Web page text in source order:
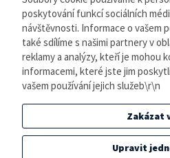
Otevírací doba
Pondělí–Pátek 8–16:30
Pondělí–pátek 8–16:00
Zpracování osobních údajů
© E-klimatizace.cz,
Internetový obchod
Elektronická evidence tržeb je zde
poskytování funkcí sociálních
návštěvnosti. Informace o vašem
také sdílíme s našimi partnery v
reklamy a analýzy, kteří je mohou
informacemi, které jste jim
vašem používání jejich služeb\r\n
Zakázat
Upravit